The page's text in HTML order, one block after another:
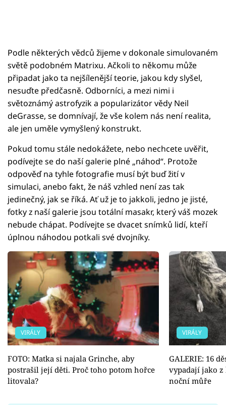
Podle některých vědců žijeme v dokonale simulovaném
světě podobném Matrixu. Ačkoli to někomu může
připadat jako ta nejšílenější teorie, jakou kdy slyšel,
nesuďte předčasně. Odborníci, a mezi nimi i
světoznámý astrofyzik a popularizátor vědy Neil
deGrasse, se domnívají, že vše kolem nás není realita,
ale jen uměle vymyšlený konstrukt.
Pokud tomu stále nedokážete, nebo nechcete uvěřit,
podívejte se do naší galerie plné „náhod“. Protože
odpověď na tyhle fotografie musí být buď žití v
simulaci, anebo fakt, že náš vzhled není zas tak
jedinečný, jak se říká. Ať už je to jakkoli, jedno je jisté,
fotky z naší galerie jsou totální masakr, který váš mozek
nebude chápat. Podívejte se dvacet snímků lidí, kteří
úplnou náhodou potkali své dvojníky.
VIRÁLY
FOTO: Matka si najala Grinche, aby
postrašil její děti. Proč toho potom hořce
litovala?
VIRÁLY
GALERIE: 16
vypadají jako
noční můře